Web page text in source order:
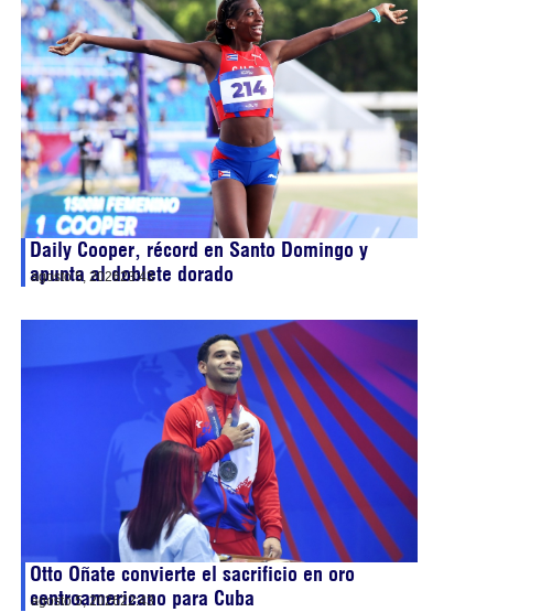
Daily Cooper, récord en Santo Domingo y
apunta al doblete dorado
agosto 5, 202623:43
Otto Oñate convierte el sacrificio en oro
centroamericano para Cuba
agosto 5, 202622:43